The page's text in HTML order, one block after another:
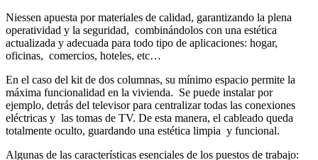
Niessen apuesta por materiales de calidad, garantizando la plena
operatividad y la seguridad, combinándolos con una estética
actualizada y adecuada para todo tipo de aplicaciones: hogar,
oficinas, comercios, hoteles, etc…
En el caso del kit de dos columnas, su mínimo espacio permite la
máxima funcionalidad en la vivienda. Se puede instalar por
ejemplo, detrás del televisor para centralizar todas las conexiones
eléctricas y las tomas de TV. De esta manera, el cableado queda
totalmente oculto, guardando una estética limpia y funcional.
Algunas de las características esenciales de los puestos de trabajo: